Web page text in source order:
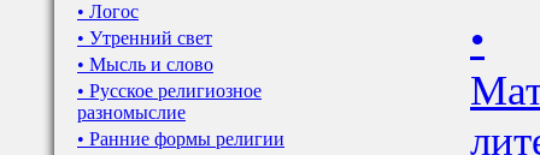
• Логос
• Утренний свет
• Мысль и слово
• Русское религиозное
разномыслие
• Ранние формы религии
•